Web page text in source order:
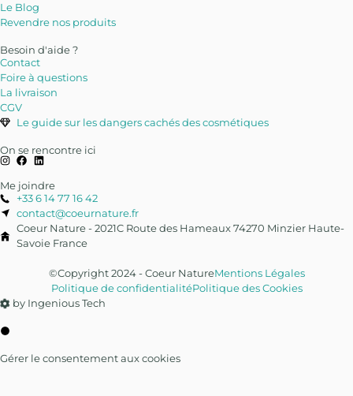
Le Blog
Revendre nos produits
Besoin d'aide ?
Contact
Foire à questions
La livraison
CGV
Le guide sur les dangers cachés des cosmétiques
On se rencontre ici
Me joindre
+33 6 14 77 16 42
contact@coeurnature.fr
Coeur Nature - 2021C Route des Hameaux 74270 Minzier Haute-
Savoie France
©Copyright 2024 - Coeur NatureMentions Légales
Politique de confidentialitéPolitique des Cookies
by Ingenious Tech
Gérer le consentement aux cookies